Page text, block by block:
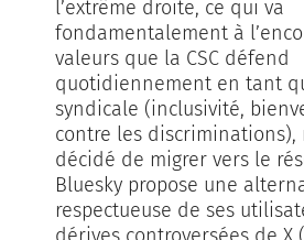
l’extrême droite, ce qui va
fondamentalement à
valeurs que la CSC défend
quotidiennement en tant
syndicale (inclusivité,
contre les discriminations),
décidé de migrer vers le
Bluesky propose une
respectueuse de ses